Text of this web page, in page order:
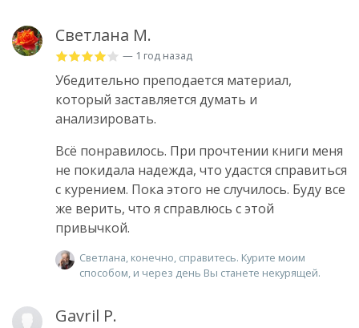
Светлана М.
— 1 год назад
Убедительно преподается материал,
который заставляется думать и
анализировать.
Всё понравилось. При прочтении книги меня
не покидала надежда, что удастся справиться
с курением. Пока этого не случилось. Буду все
же верить, что я справлюсь с этой
привычкой.
Светлана, конечно, справитесь. Курите моим
способом, и через день Вы станете некурящей.
Gavril P.